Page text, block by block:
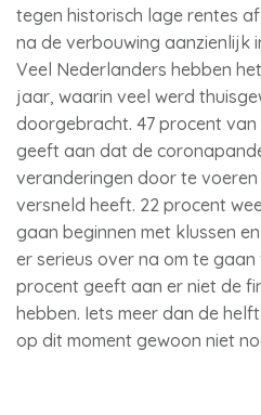
tegen historisch lage rentes
na de verbouwing aanzienlijk
Veel Nederlanders hebben
jaar, waarin veel werd
doorgebracht. 47 procent van
geeft aan dat de
veranderingen door te
versneld heeft. 22 procent
gaan beginnen met klussen
er serieus over na om te gaan
procent geeft aan er niet de
hebben. Iets meer dan de
op dit moment gewoon niet